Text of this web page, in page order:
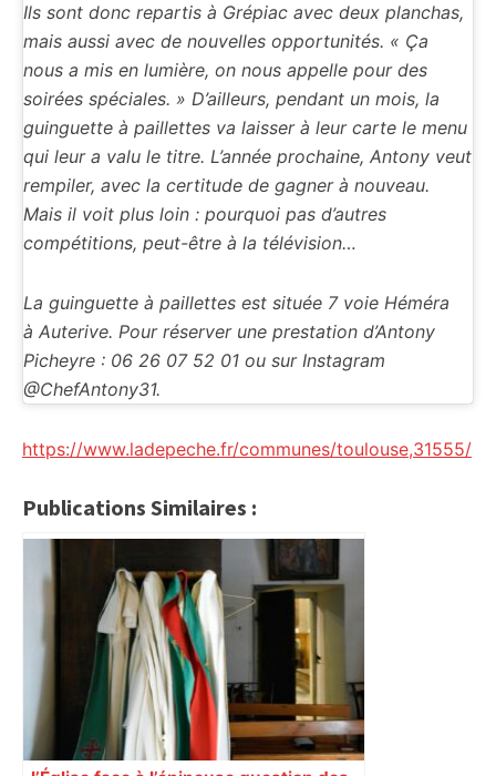
Ils sont donc repartis à Grépiac avec deux planchas,
mais aussi avec de nouvelles opportunités. « Ça
nous a mis en lumière, on nous appelle pour des
soirées spéciales. » D’ailleurs, pendant un mois, la
guinguette à paillettes va laisser à leur carte le menu
qui leur a valu le titre. L’année prochaine, Antony veut
rempiler, avec la certitude de gagner à nouveau.
Mais il voit plus loin : pourquoi pas d’autres
compétitions, peut-être à la télévision…
La guinguette à paillettes est située 7 voie Héméra
à Auterive. Pour réserver une prestation d’Antony
Picheyre : 06 26 07 52 01 ou sur Instagram
@ChefAntony31.
https://www.ladepeche.fr/communes/toulouse,31555/
Publications Similaires :